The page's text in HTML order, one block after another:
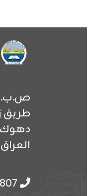
ص.ب. 12
طريق
العراق